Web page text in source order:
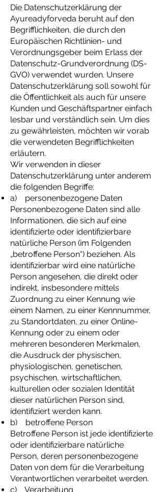
Die Datenschutzerklärung der
Ayureadyforveda beruht auf den
Begrifflichkeiten, die durch den
Europäischen Richtlinien- und
Verordnungsgeber beim Erlass der
Datenschutz-Grundverordnung (DS-
GVO) verwendet wurden. Unsere
Datenschutzerklärung soll sowohl für
die Öffentlichkeit als auch für unsere
Kunden und Geschäftspartner einfach
lesbar und verständlich sein. Um dies
zu gewährleisten, möchten wir vorab
die verwendeten Begrifflichkeiten
erläutern.
Wir verwenden in dieser
Datenschutzerklärung unter anderem
die folgenden Begriffe:
a) personenbezogene Daten
Personenbezogene Daten sind alle
Informationen, die sich auf eine
identifizierte oder identifizierbare
natürliche Person (im Folgenden
„betroffene Person“) beziehen. Als
identifizierbar wird eine natürliche
Person angesehen, die direkt oder
indirekt, insbesondere mittels
Zuordnung zu einer Kennung wie
einem Namen, zu einer Kennnummer,
zu Standortdaten, zu einer Online-
Kennung oder zu einem oder
mehreren besonderen Merkmalen,
die Ausdruck der physischen,
physiologischen, genetischen,
psychischen, wirtschaftlichen,
kulturellen oder sozialen Identität
dieser natürlichen Person sind,
identifiziert werden kann.
b) betroffene Person
Betroffene Person ist jede identifizierte
oder identifizierbare natürliche
Person, deren personenbezogene
Daten von dem für die Verarbeitung
Verantwortlichen verarbeitet werden.
c) Verarbeitung